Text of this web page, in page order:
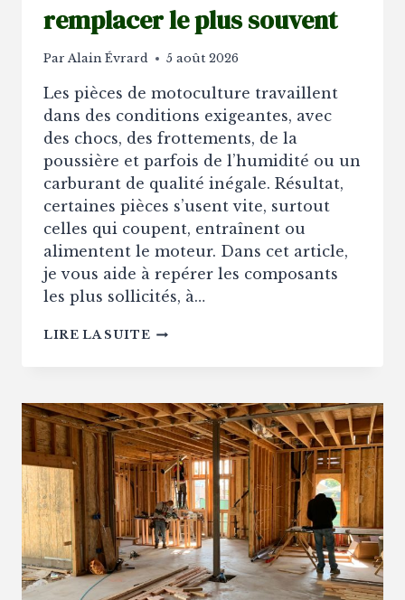
remplacer le plus souvent
Par Alain Évrard 5 août 2026
Les pièces de motoculture travaillent
dans des conditions exigeantes, avec
des chocs, des frottements, de la
poussière et parfois de l’humidité ou un
carburant de qualité inégale. Résultat,
certaines pièces s’usent vite, surtout
celles qui coupent, entraînent ou
alimentent le moteur. Dans cet article,
je vous aide à repérer les composants
les plus sollicités, à…
LIRE LA SUITE PIÈCES
LES
PIÈCES
À
REMPLACER
LE
PLUS
SOUVENT